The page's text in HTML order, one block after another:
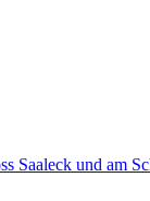
Saaleck und am